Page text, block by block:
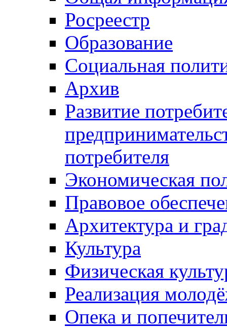
Росреестр
Образование
Социальная
Архив
Развитие
потребителя
Экономическая
Правовое
Архитектура и
Культура
Физическая
Реализация
Опека и